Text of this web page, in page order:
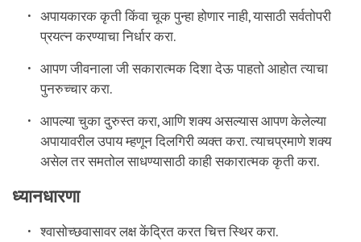
अपायकारक कृती किंवा चूक पुन्हा होणार नाही, यासाठी सर्वतोपरी
प्रयत्न करण्याचा निर्धार करा.
आपण जीवनाला जी सकारात्मक दिशा देऊ पाहतो आहोत त्याचा
पुनरुच्चार करा.
आपल्या चुका दुरुस्त करा, आणि शक्य असल्यास आपण केलेल्या
अपायावरील उपाय म्हणून दिलगिरी व्यक्त करा. त्याचप्रमाणे शक्य
असेल तर समतोल साधण्यासाठी काही सकारात्मक कृती करा.
ध्यानधारणा
श्वासोच्छवासावर लक्ष केंद्रित करत चित्त स्थिर करा.